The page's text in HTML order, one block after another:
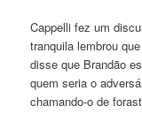
Cappelli fez um
tranquila lembrou
disse que Brandão
quem seria o
chamando-o de